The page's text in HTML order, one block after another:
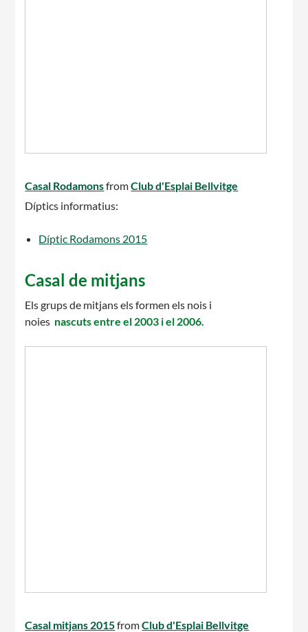
Casal RodamonsfromClub d'Esplai Bellvitge
Díptics informatius:
Díptic Rodamons 2015
Casal de mitjans
Els grups de mitjans els formen els nois i
noies nascuts entre el 2003 i el 2006.
Casal mitjans 2015fromClub d'Esplai Bellvitge